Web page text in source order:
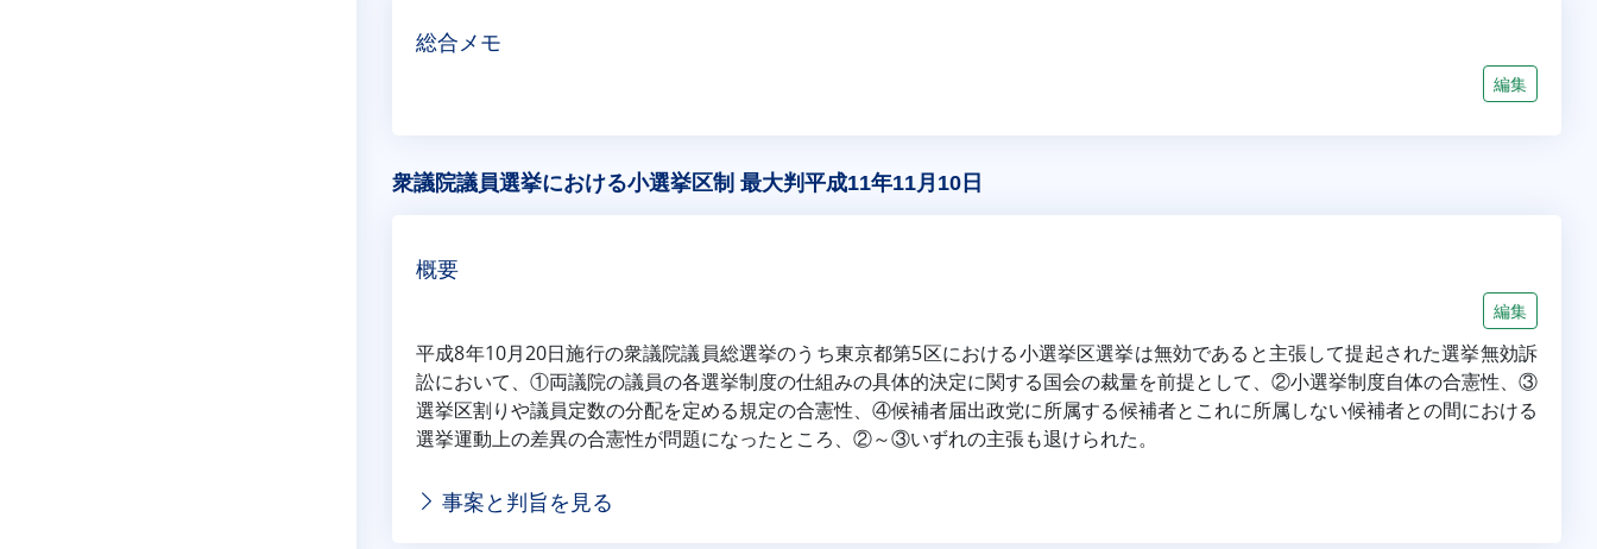
総合メモ
編集
衆議院議員選挙における小選挙区制 最大判平成11年11月10日
概要
編集
平成8年10月20日施行の衆議院議員総選挙のうち東京都第5区における小選挙区選挙は無効であると主張して提起された選挙無効訴
訟において、①両議院の議員の各選挙制度の仕組みの具体的決定に関する国会の裁量を前提として、②小選挙制度自体の合憲性、③
選挙区割りや議員定数の分配を定める規定の合憲性、④候補者届出政党に所属する候補者とこれに所属しない候補者との間における
選挙運動上の差異の合憲性が問題になったところ、②～③いずれの主張も退けられた。
事案と判旨を見る